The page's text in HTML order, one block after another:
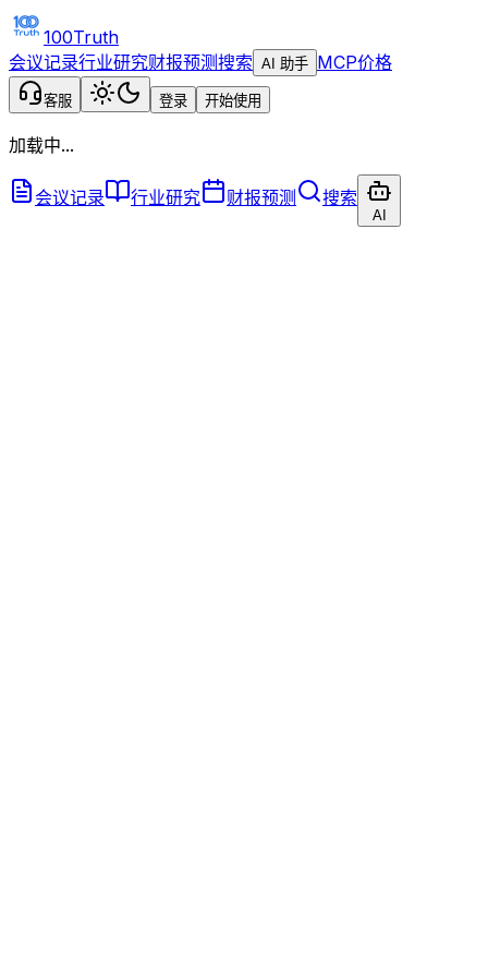
100Truth
会议记录行业研究财报预测搜索 AI 助手 MCP价格
客服 登录 开始使用
加载中...
会议记录 行业研究 财报预测 搜索
AI